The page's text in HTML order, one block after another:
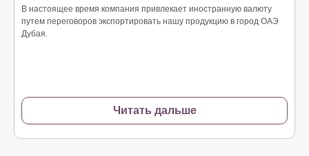
В настоящее время компания привлекает иностранную валюту
путем переговоров экспортировать нашу продукцию в город ОАЭ
Дубая.
Читать дальше